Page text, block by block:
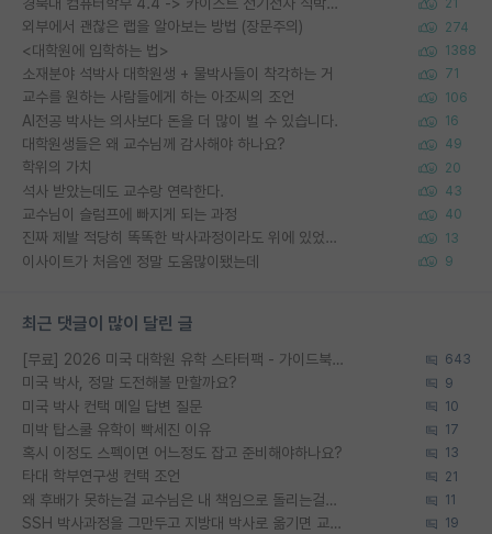
21
외부에서 괜찮은 랩을 알아보는 방법 (장문주의) 274
<대학원에 입학하는 법> 1388
소재분야 석박사 대학원생 + 물박사들이 착각하는 거 71
교수를 원하는 사람들에게 하는 아조씨의 조언 106
AI전공 박사는 의사보다 돈을 더 많이 벌 수 있습니다. 16
대학원생들은 왜 교수님께 감사해야 하나요? 49
학위의 가치 20
석사 받았는데도 교수랑 연락한다. 43
교수님이 슬럼프에 빠지게 되는 과정 40
진짜 제발 적당히 똑똑한 박사과정이라도 위에 있었으면.. 13
이사이트가 처음엔 정말 도움많이됐는데 9
최근 댓글이 많이 달린 글
[무료] 2026 미국 대학원 유학 스타터팩 - 가이드북 & 합격자 컨택메일 템플릿 643
미국 박사, 정말 도전해볼 만할까요? 9
미국 박사 컨택 메일 답변 질문 10
미박 탑스쿨 유학이 빡세진 이유 17
혹시 이정도 스펙이면 어느정도 잡고 준비해야하나요? 13
타대 학부연구생 컨택 조언 21
왜 후배가 못하는걸 교수님은 내 책임으로 돌리는걸까요? 11
SSH 박사과정을 그만두고 지방대 박사로 옮기면 교수의 꿈은 끝일까요? 19